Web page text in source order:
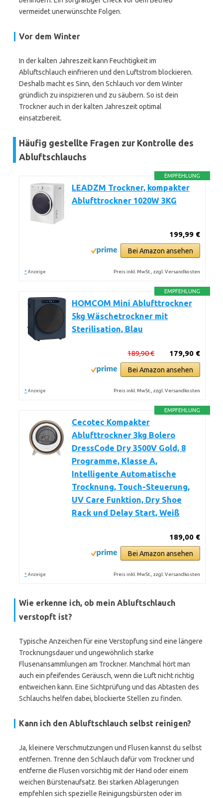
vermeidet unerwünschte Folgen.
Vor dem Winter
In der kalten Jahreszeit kann Feuchtigkeit im
Abluftschlauch einfrieren und den Luftstrom blockieren.
Deshalb macht es Sinn, den Schlauch vor dem Winter
gründlich zu inspizieren und zu säubern. So ist dein
Trockner auch in der kalten Jahreszeit optimal
einsatzbereit.
Häufig gestellte Fragen zur Kontrolle des
Abluftschlauchs
EMPFEHLUNG
LEADZM Trockner, kompakter
Ablufttrockner 1020W 3KG
199,99 €
Bei Amazon ansehen
* Anzeige Preis inkl. MwSt., zzgl. Versandkosten
EMPFEHLUNG
HOMCOM Mini Ablufttrockner
5kg Wäschetrockner mit
Sterilisation, Blau
179,90 €
189,90 €
Bei Amazon ansehen
* Anzeige Preis inkl. MwSt., zzgl. Versandkosten
EMPFEHLUNG
Cecotec Kompakter
Ablufttrockner 3kg Bolero
DressCode Dry 3500V Gold, 8
Programme, Klasse A,
Intelligente Automatische
Trocknung, Touch-Steuerung,
UV Care Funktion, Dry Shoe
Rack und Delay Start, Weiß
189,00 €
Bei Amazon ansehen
* Anzeige Preis inkl. MwSt., zzgl. Versandkosten
Wie erkenne ich, ob mein Abluftschlauch
verstopft ist?
Typische Anzeichen für eine Verstopfung sind eine längere
Trocknungsdauer und ungewöhnlich starke
Flusenansammlungen am Trockner. Manchmal hört man
auch ein pfeifendes Geräusch, wenn die Luft nicht richtig
entweichen kann. Eine Sichtprüfung und das Abtasten des
Schlauchs helfen dabei, blockierte Stellen zu finden.
Kann ich den Abluftschlauch selbst reinigen?
Ja, kleinere Verschmutzungen und Flusen kannst du selbst
entfernen. Trenne den Schlauch dafür vom Trockner und
entferne die Flusen vorsichtig mit der Hand oder einem
weichen Bürstenaufsatz. Bei starken Ablagerungen
empfehlen sich spezielle Reinigungsbürsten oder im